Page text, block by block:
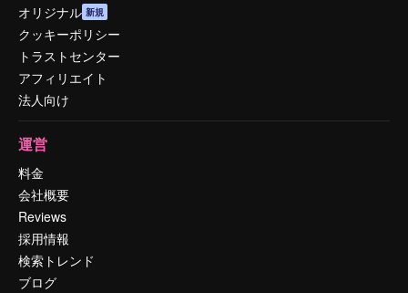
オリジナル 新規
クッキーポリシー
トラストセンター
アフィリエイト
法人向け
運営
料金
会社概要
Reviews
採用情報
検索トレンド
ブログ